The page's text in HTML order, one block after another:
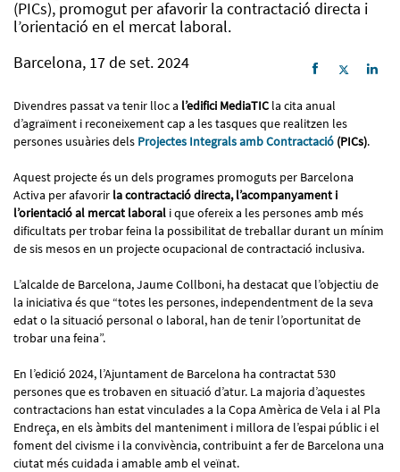
(PICs), promogut per afavorir la contractació directa i
l’orientació en el mercat laboral.
Barcelona, 17 de set. 2024
Divendres passat va tenir lloc a l’edifici MediaTIC la cita anual
d’agraïment i reconeixement cap a les tasques que realitzen les
persones usuàries dels Projectes Integrals amb Contractació (PICs).
Aquest projecte és un dels programes promoguts per Barcelona
Activa per afavorir la contractació directa, l’acompanyament i
l’orientació al mercat laboral i que ofereix a les persones amb més
dificultats per trobar feina la possibilitat de treballar durant un mínim
de sis mesos en un projecte ocupacional de contractació inclusiva.
L’alcalde de Barcelona, Jaume Collboni, ha destacat que l’objectiu de
la iniciativa és que “totes les persones, independentment de la seva
edat o la situació personal o laboral, han de tenir l’oportunitat de
trobar una feina”.
En l’edició 2024, l’Ajuntament de Barcelona ha contractat 530
persones que es trobaven en situació d’atur. La majoria d’aquestes
contractacions han estat vinculades a la Copa Amèrica de Vela i al Pla
Endreça, en els àmbits del manteniment i millora de l’espai públic i el
foment del civisme i la convivència, contribuint a fer de Barcelona una
ciutat més cuidada i amable amb el veïnat.